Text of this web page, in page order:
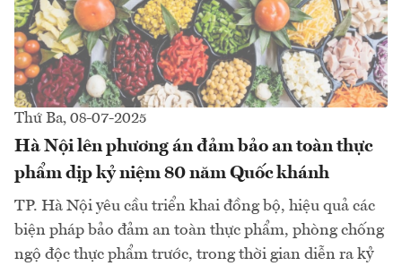
Thứ Ba, 08-07-2025
Hà Nội lên phương án đảm bảo an toàn thực
phẩm dịp kỷ niệm 80 năm Quốc khánh
TP. Hà Nội yêu cầu triển khai đồng bộ, hiệu quả các
biện pháp bảo đảm an toàn thực phẩm, phòng chống
ngộ độc thực phẩm trước, trong thời gian diễn ra kỷ